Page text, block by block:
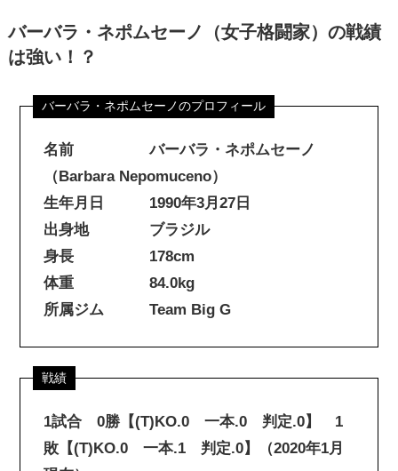
バーバラ・ネポムセーノ（女子格闘家）の戦績
は強い！？
名前 バーバラ・ネポムセーノ
（Barbara Nepomuceno）
生年月日 1990年3月27日
出身地 ブラジル
身長 178cm
体重 84.0kg
所属ジム Team Big G
1試合 0勝【(T)KO.0 一本.0 判定.0】 1
敗【(T)KO.0 一本.1 判定.0】（2020年1月